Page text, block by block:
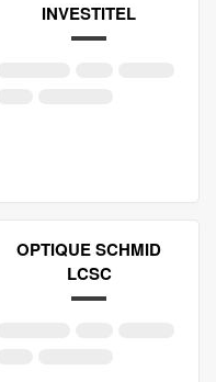
INVESTITEL
OPTIQUE SCHMID
LCSC